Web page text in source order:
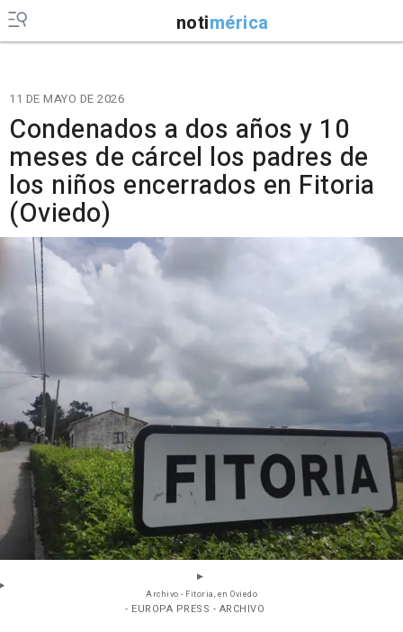
notimérica
11 DE MAYO DE 2026
Condenados a dos años y 10
meses de cárcel los padres de
los niños encerrados en Fitoria
(Oviedo)
Archivo - Fitoria, en Oviedo
- EUROPA PRESS - ARCHIVO